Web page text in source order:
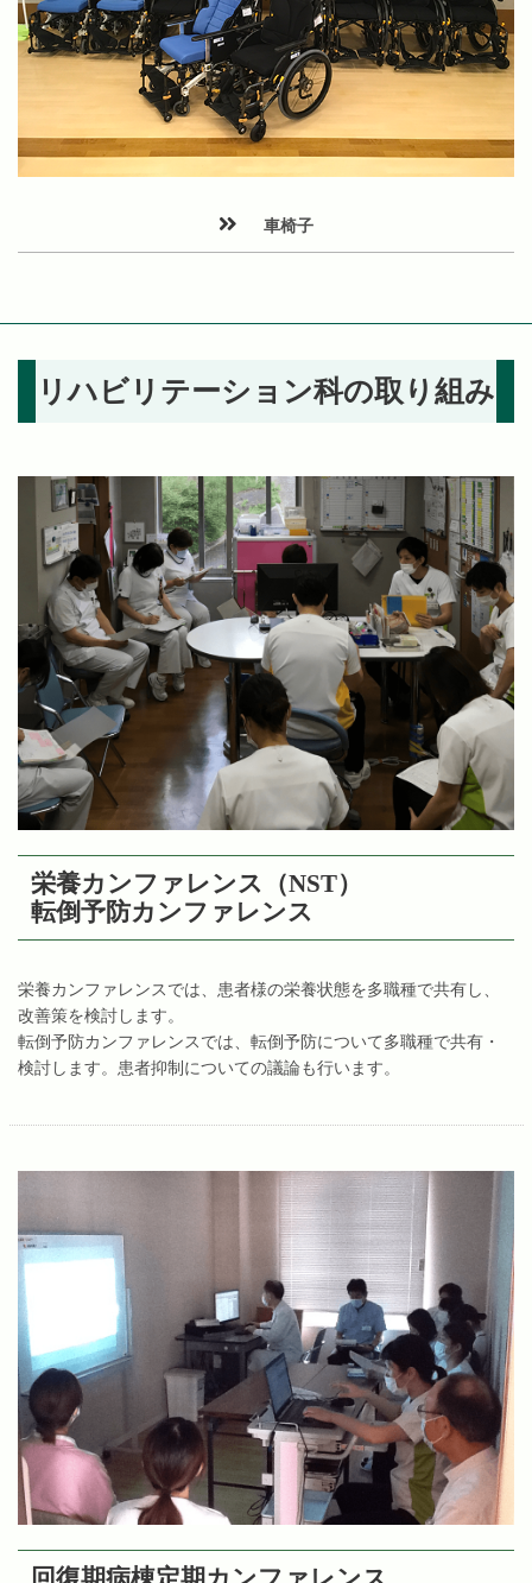
車椅子
リハビリテーション科の取り組み
栄養カンファレンス（NST）
転倒予防カンファレンス
栄養カンファレンスでは、患者様の栄養状態を多職種で共有し、
改善策を検討します。
転倒予防カンファレンスでは、転倒予防について多職種で共有・
検討します。患者抑制についての議論も行います。